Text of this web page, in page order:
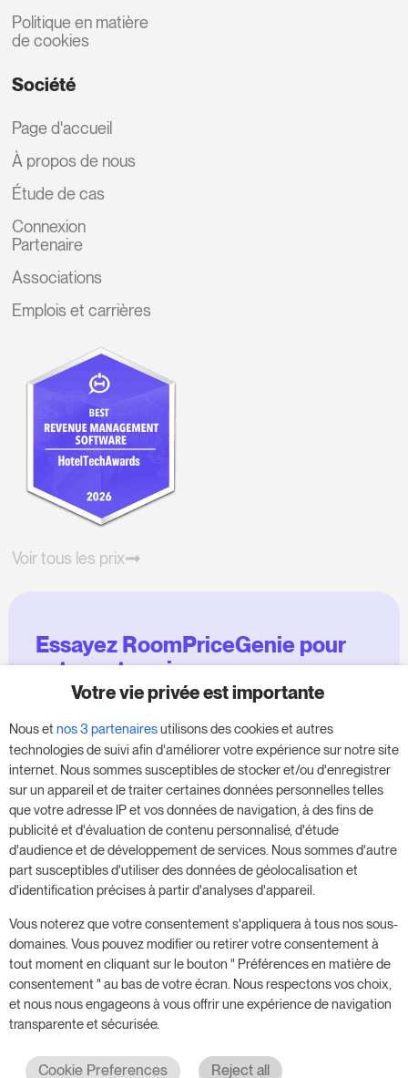
Politique en matière
de cookies
Société
Page d'accueil
À propos de nous
Étude de cas
Connexion
Partenaire
Associations
Emplois et carrières
Voir tous les prix
Essayez RoomPriceGenie pour
votre entreprise
donnez un coup de fouet à votre entreprise,
sans aucune obligation.
Réservez une réunion pour commencer votre
essai gratuit de 14 jours.
Prenez rendez-vous
Votre vie privée est importante
Nous et nos 3 partenairesutilisons des cookies et autres
technologies de suivi afin d'améliorer votre expérience sur notre site
internet. Nous sommes susceptibles de stocker et/ou d'enregistrer
sur un appareil et de traiter certaines données personnelles telles
que votre adresse IP et vos données de navigation, à des fins de
publicité et d'évaluation de contenu personnalisé, d'étude
d'audience et de développement de services. Nous sommes d'autre
part susceptibles d'utiliser des données de géolocalisation et
d'identification précises à partir d'analyses d'appareil.
Vous noterez que votre consentement s'appliquera à tous nos sous-
domaines. Vous pouvez modifier ou retirer votre consentement à
tout moment en cliquant sur le bouton " Préférences en matière de
consentement " au bas de votre écran. Nous respectons vos choix,
et nous nous engageons à vous offrir une expérience de navigation
transparente et sécurisée.
Cookie Preferences Reject all